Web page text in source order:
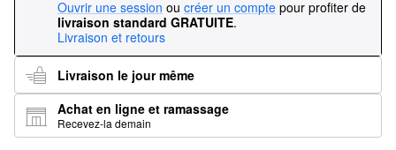
Ouvrir une session ou créer un compte pour profiter de
livraison standard GRATUITE.
Livraison et retours
Livraison le jour même
Achat en ligne et ramassage
Recevez-la demain